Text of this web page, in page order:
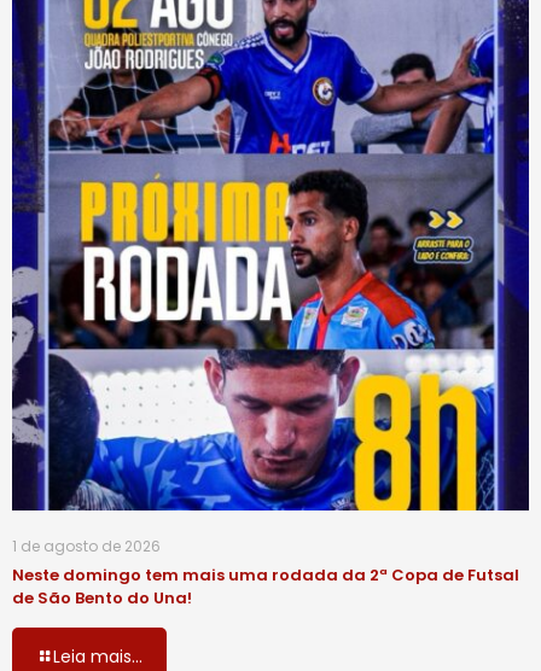
1 de agosto de 2026
Neste domingo tem mais uma rodada da 2ª Copa de Futsal
de São Bento do Una!
Leia mais...